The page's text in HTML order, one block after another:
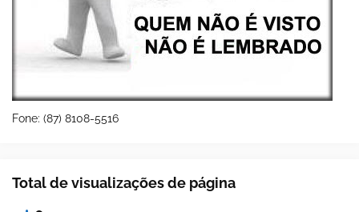
Fone: (87) 8108-5516
Total de visualizações de página